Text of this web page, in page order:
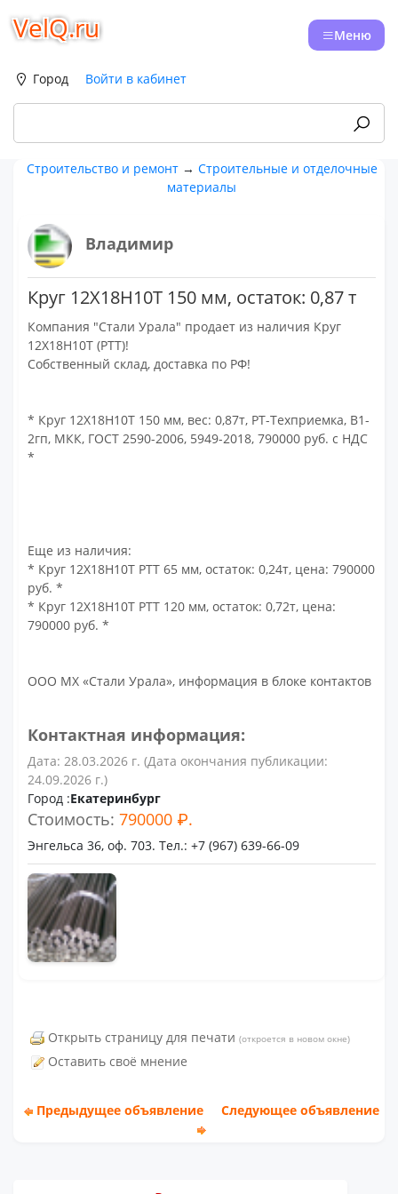
VelQ.ru Меню
Город Войти в кабинет
Строительство и ремонт→ Строительные и отделочные
материалы
Владимир
Круг 12Х18Н10Т 150 мм, остаток: 0,87 т
Компания "Стали Урала" продает из наличия Круг
12Х18Н10Т (РТТ)!
Собственный склад, доставка по РФ!
* Круг 12Х18Н10Т 150 мм, вес: 0,87т, РТ-Техприемка, В1-
2гп, МКК, ГОСТ 2590-2006, 5949-2018, 790000 руб. с НДС
*
Еще из наличия:
* Круг 12Х18Н10Т РТТ 65 мм, остаток: 0,24т, цена: 790000
руб. *
* Круг 12Х18Н10Т РТТ 120 мм, остаток: 0,72т, цена:
790000 руб. *
ООО МХ «Стали Урала», информация в блоке контактов
Контактная информация:
Дата: 28.03.2026 г. (Дата окончания публикации:
24.09.2026 г.)
Город :Екатеринбург
Стоимость:790000 ₽.
Энгельса 36, оф. 703. Тел.: +7 (967) 639-66-09
Открыть страницу для печати (откроется в новом окне)
Оставить своё мнение
Предыдущее объявление Следующее объявление